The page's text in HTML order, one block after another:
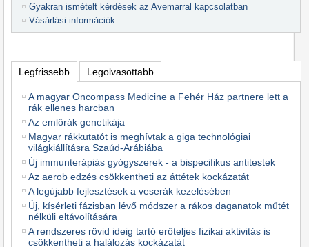
Gyakran ismételt kérdések az Avemarral kapcsolatban
Vásárlási információk
Legfrissebb Legolvasottabb
A magyar Oncompass Medicine a Fehér Ház partnere lett a
rák ellenes harcban
Az emlőrák genetikája
Magyar rákkutatót is meghívtak a giga technológiai
világkiállításra Szaúd-Arábiába
Új immunterápiás gyógyszerek - a bispecifikus antitestek
Az aerob edzés csökkentheti az áttétek kockázatát
A legújabb fejlesztések a veserák kezelésében
Új, kísérleti fázisban lévő módszer a rákos daganatok műtét
nélküli eltávolítására
A rendszeres rövid ideig tartó erőteljes fizikai aktivitás is
csökkentheti a halálozás kockázatát